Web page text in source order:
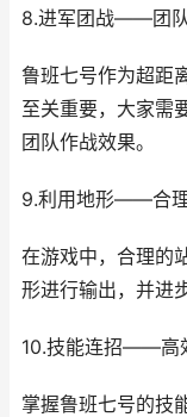
8.进军团战——团
鲁班七号作为超距
至关重要，大家需
团队作战效果。
9.利用地形——合
在游戏中，合理的
形进行输出，并进
10.技能连招——高
掌握鲁班七号的技